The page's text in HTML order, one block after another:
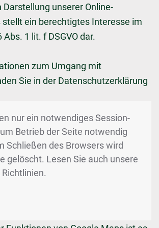
Darstellung unserer Online-
stellt ein berechtigtes Interesse im
1 lit. f DSGVO dar.
zum Umgang mit
Sie in der Datenschutzerklärung
über ein API den Kartendienst
ist die Google Inc., 1600
nur ein notwendiges Session-
Betrieb der Seite notwendig
Schließen des Browsers wird
gelöscht. Lesen Sie auch unsere
Richtlinien.